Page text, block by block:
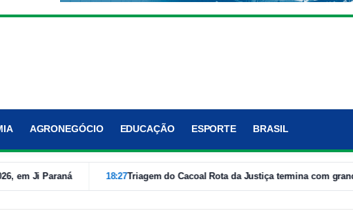
AGRONEGÓCIO EDUCAÇÃO ESPORTE BRASIL
Paraná 18:27 Triagem do Cacoal Rota da Justiça termina com grande